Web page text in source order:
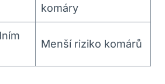
komáry
Menší riziko komárů